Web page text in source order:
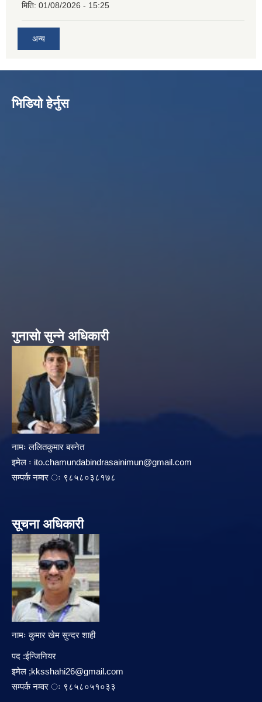
मिति: 01/08/2026 - 15:25
अन्य
भिडियो हेर्नुस
गुनासो सुन्ने अधिकारी
नामः ललितकुमार बस्नेत
इमेल ः ito.chamundabindrasainimun@gmail.com
सम्पर्क नम्वर ः ९८५८०३८१७८
सूचना अधिकारी
नामः कुमार खेम सुन्दर शाही
पद :ईन्जिनियर
इमेल ;kksshahi26@gmail.com
सम्पर्क नम्वर ः ९८५८०५१०३३